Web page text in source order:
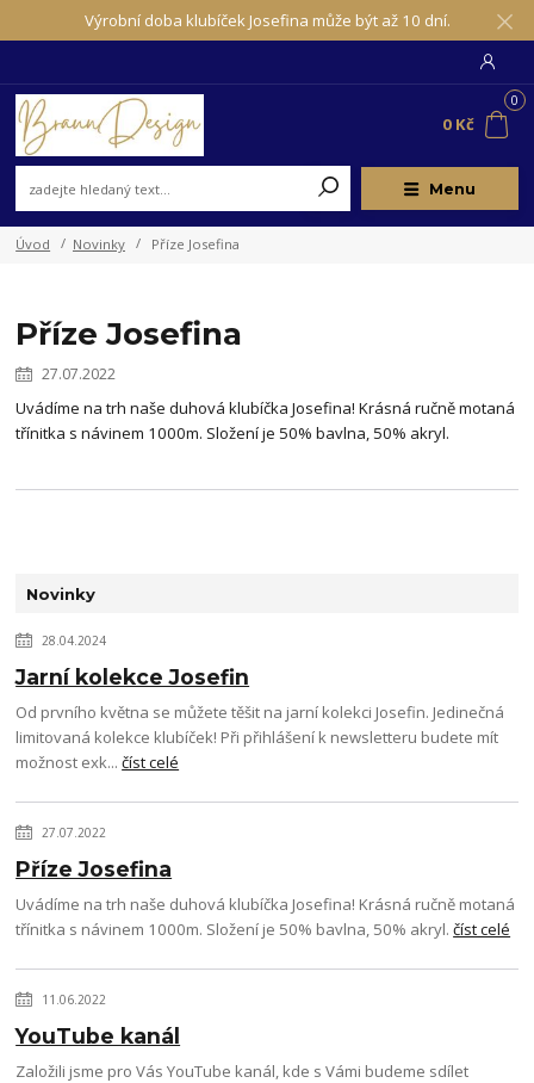
Výrobní doba klubíček Josefina může být až 10 dní.
Menu
0
0 Kč
Úvod Novinky Příze Josefina
Novinky
28.04.2024
Jarní kolekce Josefin
Od prvního května se můžete těšit na jarní kolekci Josefin. Jedinečná
limitovaná kolekce klubíček! Při přihlášení k newsletteru budete mít
možnost exk...číst celé
27.07.2022
Příze Josefina
Uvádíme na trh naše duhová klubíčka Josefina! Krásná ručně motaná
třínitka s návinem 1000m. Složení je 50% bavlna, 50% akryl.číst celé
11.06.2022
YouTube kanál
Založili jsme pro Vás YouTube kanál, kde s Vámi budeme sdílet
Příze Josefina
27.07.2022
Uvádíme na trh naše duhová klubíčka Josefina! Krásná ručně motaná
třínitka s návinem 1000m. Složení je 50% bavlna, 50% akryl.